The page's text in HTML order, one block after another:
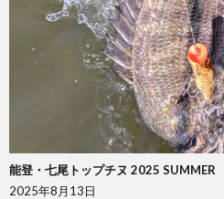
能登・七尾トップチヌ 2025 SUMMER
2025年8月13日